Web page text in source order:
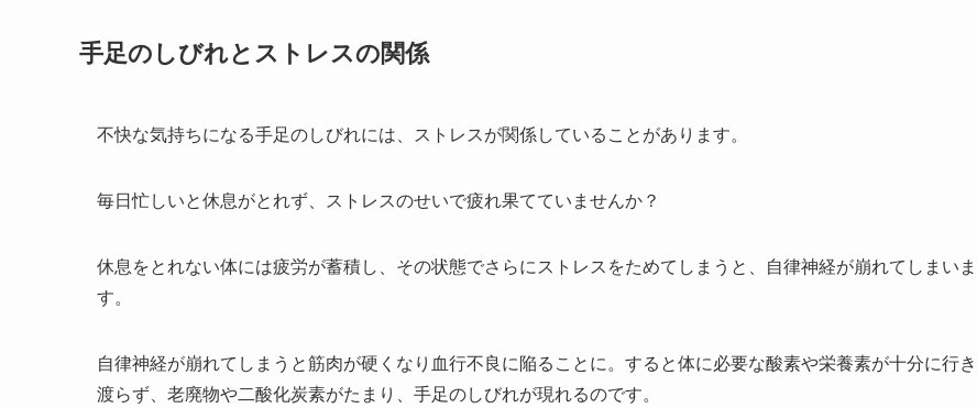
手足のしびれとストレスの関係
不快な気持ちになる手足のしびれには、ストレスが関係していることがあります。
毎日忙しいと休息がとれず、ストレスのせいで疲れ果てていませんか？
休息をとれない体には疲労が蓄積し、その状態でさらにストレスをためてしまうと、自律神経が崩れてしまいま
す。
自律神経が崩れてしまうと筋肉が硬くなり血行不良に陥ることに。すると体に必要な酸素や栄養素が十分に行き
渡らず、老廃物や二酸化炭素がたまり、手足のしびれが現れるのです。